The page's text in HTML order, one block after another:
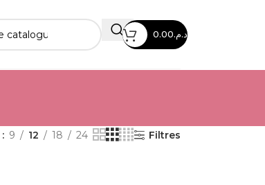
د.م.0.00
9 12 18 24 Filtres